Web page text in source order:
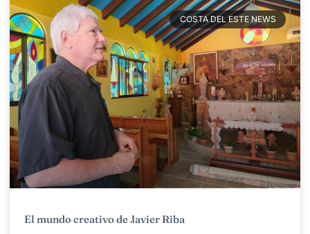
COSTA DEL ESTE NEWS
El mundo creativo de Javier Riba